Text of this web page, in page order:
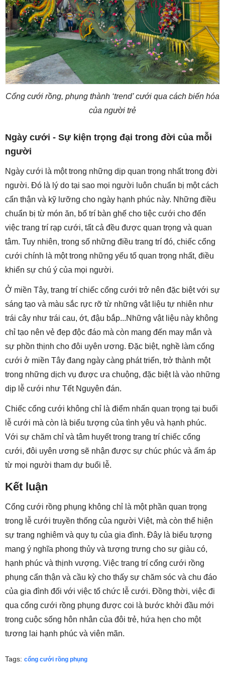
Cổng cưới rồng, phụng thành ‘trend’ cưới qua cách biến hóa
của người trẻ
Ngày cưới - Sự kiện trọng đại trong đời của mỗi
người
Ngày cưới là một trong những dịp quan trọng nhất trong đời
người. Đó là lý do tại sao mọi người luôn chuẩn bị một cách
cẩn thận và kỹ lưỡng cho ngày hạnh phúc này. Những điều
chuẩn bị từ món ăn, bố trí bàn ghế cho tiệc cưới cho đến
việc trang trí rạp cưới, tất cả đều được quan trọng và quan
tâm. Tuy nhiên, trong số những điều trang trí đó, chiếc cổng
cưới chính là một trong những yếu tố quan trọng nhất, điều
khiển sự chú ý của mọi người.
Ở miền Tây, trang trí chiếc cổng cưới trở nên đặc biệt với sự
sáng tạo và màu sắc rực rỡ từ những vật liệu tự nhiên như
trái cây như trái cau, ớt, đậu bắp...Những vật liệu này không
chỉ tạo nên vẻ đẹp độc đáo mà còn mang đến may mắn và
sự phồn thịnh cho đôi uyên ương. Đặc biệt, nghề làm cổng
cưới ở miền Tây đang ngày càng phát triển, trở thành một
trong những dịch vụ được ưa chuộng, đặc biệt là vào những
dịp lễ cưới như Tết Nguyên đán.
Chiếc cổng cưới không chỉ là điểm nhấn quan trọng tại buổi
lễ cưới mà còn là biểu tượng của tình yêu và hạnh phúc.
Với sự chăm chỉ và tâm huyết trong trang trí chiếc cổng
cưới, đôi uyên ương sẽ nhận được sự chúc phúc và ấm áp
từ mọi người tham dự buổi lễ.
Kết luận
Cổng cưới rồng phụng không chỉ là một phần quan trọng
trong lễ cưới truyền thống của người Việt, mà còn thể hiện
sự trang nghiêm và quy tụ của gia đình. Đây là biểu tượng
mang ý nghĩa phong thủy và tượng trưng cho sự giàu có,
hạnh phúc và thịnh vượng. Việc trang trí cổng cưới rồng
phụng cẩn thận và cầu kỳ cho thấy sự chăm sóc và chu đáo
của gia đình đối với việc tổ chức lễ cưới. Đồng thời, việc đi
qua cổng cưới rồng phụng được coi là bước khởi đầu mới
trong cuộc sống hôn nhân của đôi trẻ, hứa hẹn cho một
tương lai hạnh phúc và viên mãn.
Tags: cổng cưới rồng phụng